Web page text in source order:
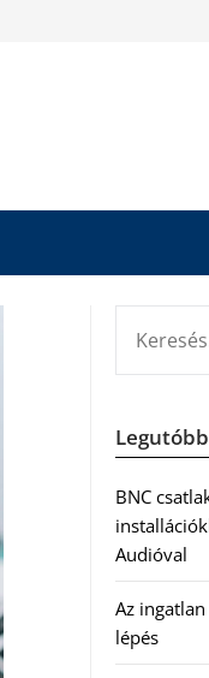
BNC
Audióval
Az
lépés